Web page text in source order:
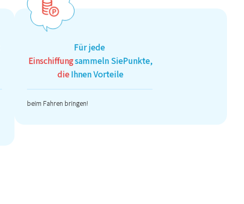
Für jede
Einschiffungsammeln SiePunkte,
dieIhnen Vorteile
beim Fahren bringen!